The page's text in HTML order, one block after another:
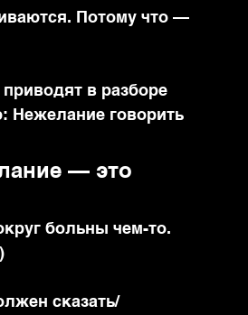
Потому что —
в разборе
Нежелание говорить
— это
больны чем-то.
сказать/